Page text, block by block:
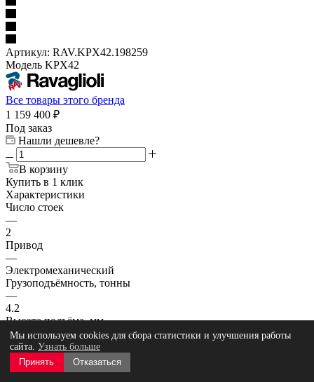
Артикул: RAV.KPX42.198259
Модель KPX42
Все товары этого бренда
1 159 400 ₽
Под заказ
Нашли дешевле?
В корзину
Купить в 1 клик
Характеристики
Число стоек
—
2
Привод
—
Электромеханический
Грузоподъёмность, тонны
—
4.2
Высота подъёма, мм
—
2042
Время подъёма, сек
—
Мы используем cookies для сбора статистики и улучшения работы
сайта. Узнать больше
Принять
Отказаться